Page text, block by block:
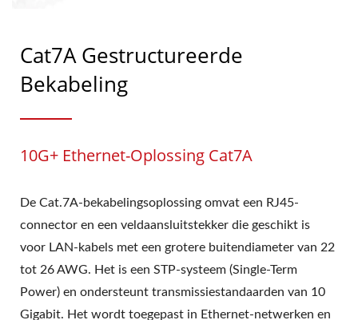
Cat7A Gestructureerde
Bekabeling
10G+ Ethernet-Oplossing Cat7A
De Cat.7A-bekabelingsoplossing omvat een RJ45-
connector en een veldaansluitstekker die geschikt is
voor LAN-kabels met een grotere buitendiameter van 22
tot 26 AWG. Het is een STP-systeem (Single-Term
Power) en ondersteunt transmissiestandaarden van 10
Gigabit. Het wordt toegepast in Ethernet-netwerken en